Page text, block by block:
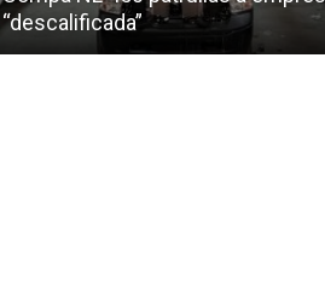
“descalificada”